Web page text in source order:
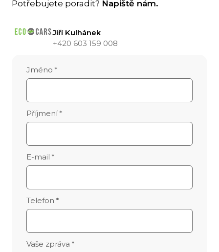
Homologace
Pneumatiky
Potřebujete poradit? Napiště nám.
Jiří Kulhánek
+420 603 159 008
Jméno *
Příjmení *
E-mail *
Telefon *
Vaše zpráva *